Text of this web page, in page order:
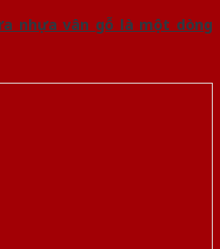
nhựa vân gỗ là một dòng